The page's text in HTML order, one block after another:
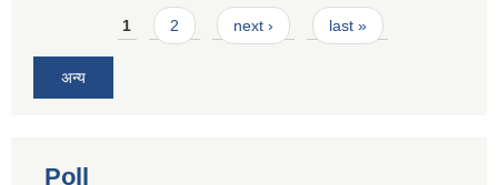
Pages1 2 next › last »
अन्य
Poll